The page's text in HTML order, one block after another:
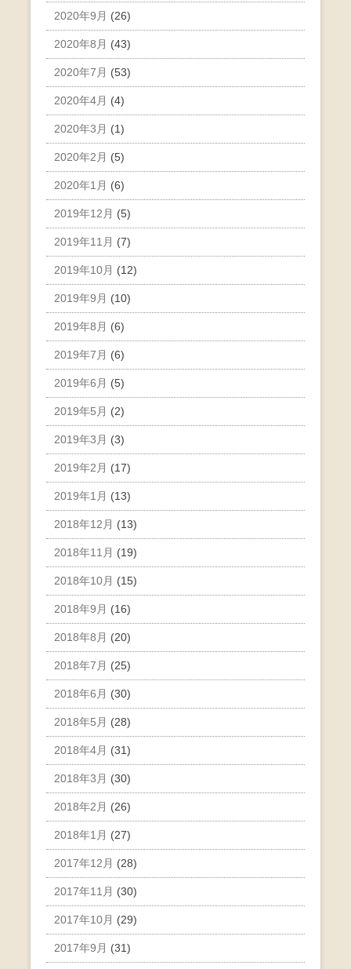
2020年9月 (26)
2020年8月 (43)
2020年7月 (53)
2020年4月 (4)
2020年3月 (1)
2020年2月 (5)
2020年1月 (6)
2019年12月 (5)
2019年11月 (7)
2019年10月 (12)
2019年9月 (10)
2019年8月 (6)
2019年7月 (6)
2019年6月 (5)
2019年5月 (2)
2019年3月 (3)
2019年2月 (17)
2019年1月 (13)
2018年12月 (13)
2018年11月 (19)
2018年10月 (15)
2018年9月 (16)
2018年8月 (20)
2018年7月 (25)
2018年6月 (30)
2018年5月 (28)
2018年4月 (31)
2018年3月 (30)
2018年2月 (26)
2018年1月 (27)
2017年12月 (28)
2017年11月 (30)
2017年10月 (29)
2017年9月 (31)